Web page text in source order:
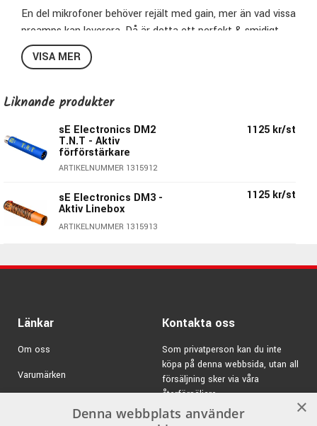
En del mikrofoner behöver rejält med gain, mer än vad vissa
preamps kan leverera. Då är detta ett perfekt & smidigt
alternativ.
DM1 är en ultraslimmad, aktiv förförstärkare för både
& klar monosignal.
fantommatningen i din mixer & sedan är du redo att köra.
Superenkelt!
Röd
Hölje: Metall
Frekvensomfång:10 Hz - 120 kHz
Max output level (0.5% THD):8.3 dBV (2.6 V)
Diameter:
Längd:96mm
80g
VISA MER
Liknande produkter
sE Electronics DM2
T.N.T - Aktiv
förförstärkare
ARTIKELNUMMER 1315912
1125 kr/st
sE Electronics DM3 -
Aktiv Linebox
ARTIKELNUMMER 1315913
1125 kr/st
Länkar
Om oss
Varumärken
Kontakta oss
Som privatperson kan du inte
köpa på denna webbsida, utan all
försäljning sker via våra
återförsäljare.
E-post:info@emnordic.se
×
Denna webbplats använder